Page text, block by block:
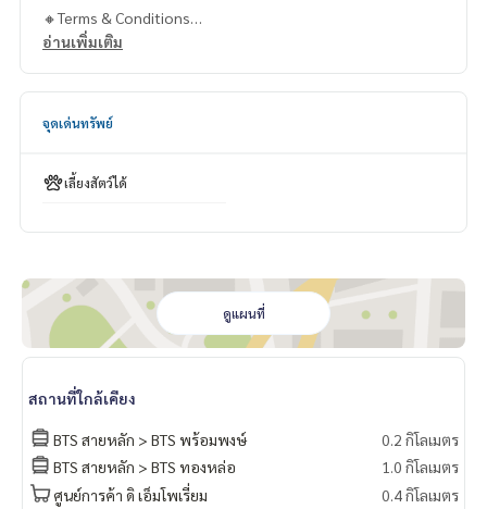
🔸Terms & Conditions
1 year contract
Khun Chanya: Tel.
#luxury #LuxuryCondominium #Luxurycondo #condominiu
m #rent # condo #condo Bangkok #Bangkok Condo #Con
do for rent #For rent #Condorental #RentSellCondoBang
kok #rentcondo #rentalproperty #rental #Luxurycondofo
rrent #Condo near the BTS #Condo #MCRE #realestateag
ent #MRT #BTS #nearschools #schools #Emporium #EmQ
uatier #Ekkamai International School #Samitivej Hospital #
Bangkok Hospital #Thonglor #Ekkamai #Sukhumvit #BTS P
hromPhong #J Avenue Thonglor #Sukhumvit 41 #The Madi
อ่านเพิ่มเติม
จุดเด่นทรัพย์
เลี้ยงสัตว์ได้
ดูแผนที่
สถานที่ใกล้เคียง
BTS สายหลัก > BTS พร้อมพงษ์
0.2 กิโลเมตร
BTS สายหลัก > BTS ทองหล่อ
1.0 กิโลเมตร
ศูนย์การค้า ดิ เอ็มโพเรี่ยม
0.4 กิโลเมตร